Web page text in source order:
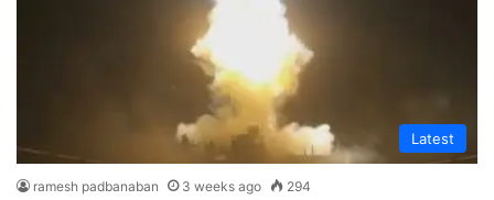
Latest
ramesh padbanaban 3 weeks ago 294